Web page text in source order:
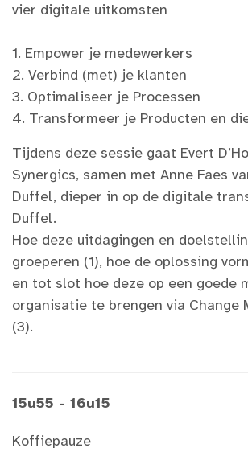
vier digitale uitkomsten
1. Empower je medewerkers
2. Verbind (met) je klanten
3. Optimaliseer je Processen
4. Transformeer je Producten en
Tijdens deze sessie gaat Evert
Synergics, samen met Anne Faes
Duffel, dieper in op de digitale
Duffel.
Hoe deze uitdagingen en
groeperen (1), hoe de oplossing
en tot slot hoe deze op een goede
organisatie te brengen via Change
(3).
15u55 - 16u15
Koffiepauze